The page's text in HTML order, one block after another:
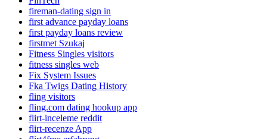
fireman-dating sign in
first advance payday loans
first payday loans review
firstmet Szukaj
Fitness Singles visitors
fitness singles web
Fix System Issues
Fka Twigs Dating History
fling visitors
fling.com dating hookup app
flirt-inceleme reddit
flirt-recenze App